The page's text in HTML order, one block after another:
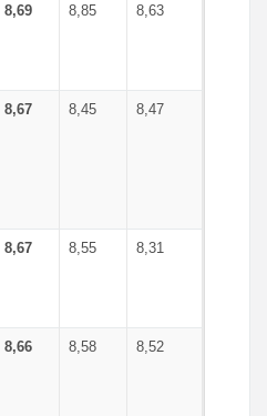
8,69 8,85 8,63
8,67 8,45 8,47
8,67 8,55 8,31
8,66 8,58 8,52